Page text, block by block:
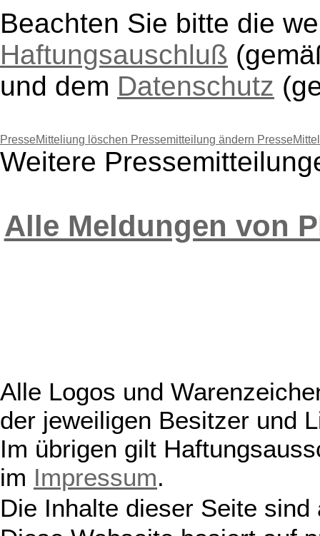
Beachten Sie bitte die
Haftungsauschluß
und dem Datenschutz
PresseMitteliung löschen Pressemitteilung ändern
Weitere
Alle Meldungen von
Alle Logos und
der jeweiligen Besitzer und
Im übrigen gilt
im Impressum.
Die Inhalte dieser Seite